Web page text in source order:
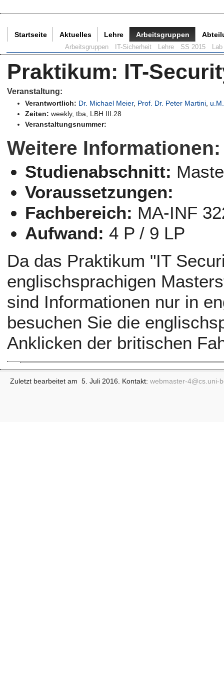
Startseite Aktuelles Lehre Arbeitsgruppen
Arbeitsgruppen IT-Sicherheit Lehre SS 2015
Praktikum: IT-
Veranstaltung:
Verantwortlich: Dr. Michael Meier, Prof. Dr. Peter Martini ,u.M.
Zeiten: weekly, tba, LBH III.28
Veranstaltungsnummer:
Weitere Informationen:
Studienabschnitt:
Voraussetzungen:
Fachbereich: MA-INF
Aufwand: 4 P / 9 LP
Da das Praktikum "IT
englischsprachigen
sind Informationen nur in
besuchen Sie die
Anklicken der britischen
Zuletzt bearbeitet am 5. Juli 2016. Kontakt: webmaster-4@cs.uni-